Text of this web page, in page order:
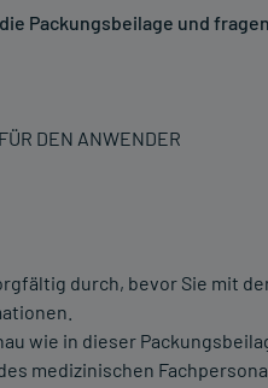
Packungsbeilage und
DEN ANWENDER
durch, bevor Sie mit
wie in dieser
medizinischen